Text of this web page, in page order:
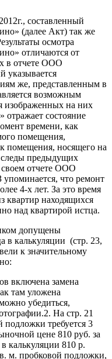
составленный
(далее Акт) так же
осмотра
отличаются от
в отчете ООО
указывается
же, представленным в
возможным
изображенных на них
состояние
времени, как
помещения,
помещения, носящего на
следы предыдущих
своем отчете ООО
что ремонт
4-х лет. За это время
квартир находящихся
над квартирой истца.
допущены
в калькуляции (стр. 23,
к значительному
включена замена
там уложена
убедиться,
На стр. 21
подложки требуется 3
цене 810 руб. за
калькуляции 810 р.
м. пробковой подложки,